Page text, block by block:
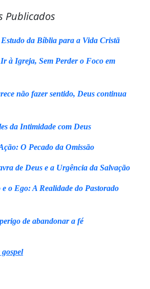
Publicados
da Bíblia para a Vida Cristã
à Igreja, Sem Perder o Foco em
não fazer sentido, Deus continua
da Intimidade com Deus
O Pecado da Omissão
de Deus e a Urgência da Salvação
o Ego: A Realidade do Pastorado
de abandonar a fé
gospel